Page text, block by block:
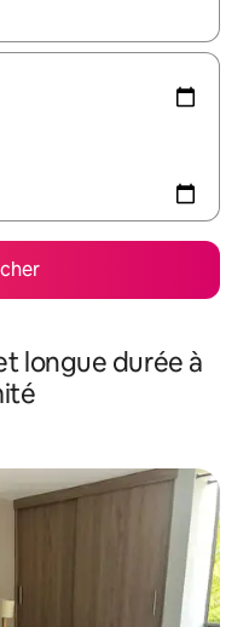
les flèches vers le
longue durée à
appréciés